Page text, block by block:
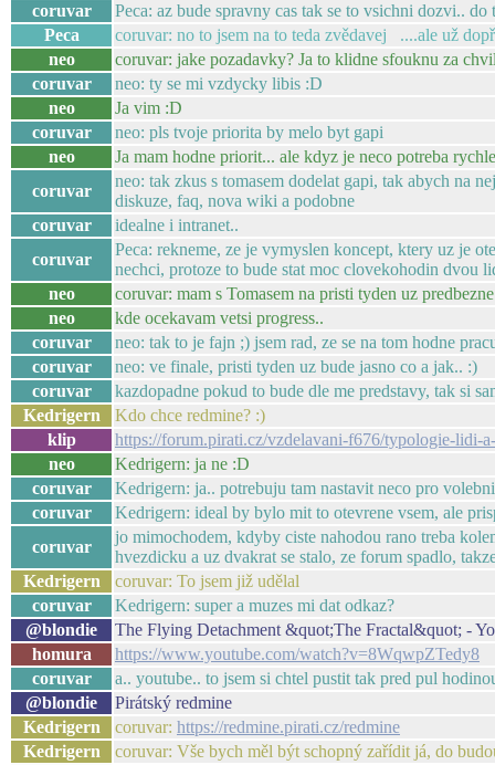
coruvar
Peca: az bude spravny cas tak se to vsichni dozvi..
Peca
coruvar: no to jsem na to teda zvědavej ....ale už
neo
coruvar: jake pozadavky? Ja to klidne sfouknu za
coruvar
neo: ty se mi vzdycky libis :D
neo
Ja vim :D
coruvar
neo: pls tvoje priorita by melo byt gapi
neo
Ja mam hodne priorit... ale kdyz je neco potreba
coruvar
neo: tak zkus s tomasem dodelat gapi, tak abych na
diskuze, faq, nova wiki a podobne
coruvar
idealne i intranet..
coruvar
Peca: rekneme, ze je vymyslen koncept, ktery uz je
nechci, protoze to bude stat moc clovekohodin dvou
neo
coruvar: mam s Tomasem na pristi tyden uz
neo
kde ocekavam vetsi progress..
coruvar
neo: tak to je fajn ;) jsem rad, ze se na tom hodne
coruvar
neo: ve finale, pristi tyden uz bude jasno co a jak.. :)
coruvar
kazdopadne pokud to bude dle me predstavy, tak si
Kedrigern
Kdo chce redmine? :)
klip
https://forum.pirati.cz/vzdelavani-f676/typologie-lidi-
neo
Kedrigern: ja ne :D
coruvar
Kedrigern: ja.. potrebuju tam nastavit neco pro
coruvar
Kedrigern: ideal by bylo mit to otevrene vsem, ale
coruvar
jo mimochodem, kdyby ciste nahodou rano treba
hvezdicku a uz dvakrat se stalo, ze forum spadlo,
Kedrigern
coruvar: To jsem již udělal
coruvar
Kedrigern: super a muzes mi dat odkaz?
@blondie
The Flying Detachment &quot;The Fractal&quot; -
homura
https://www.youtube.com/watch?v=8WqwpZTedy8
coruvar
a.. youtube.. to jsem si chtel pustit tak pred pul
@blondie
Pirátský redmine
Kedrigern
coruvar: https://redmine.pirati.cz/redmine
Kedrigern
coruvar: Vše bych měl být schopný zařídit já, do